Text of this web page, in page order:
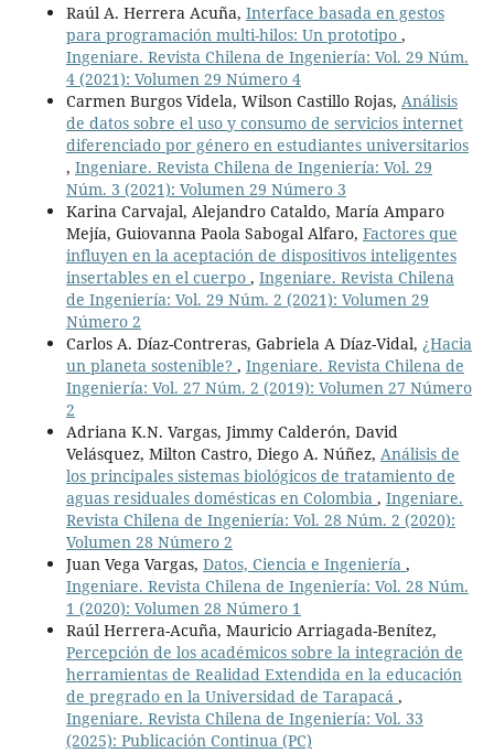
Raúl A. Herrera Acuña, Interface basada en gestos
para programación multi-hilos: Un prototipo ,
Ingeniare. Revista Chilena de Ingeniería: Vol. 29 Núm.
4 (2021): Volumen 29 Número 4
Carmen Burgos Videla, Wilson Castillo Rojas, Análisis
de datos sobre el uso y consumo de servicios internet
diferenciado por género en estudiantes universitarios
, Ingeniare. Revista Chilena de Ingeniería: Vol. 29
Núm. 3 (2021): Volumen 29 Número 3
Karina Carvajal, Alejandro Cataldo, María Amparo
Mejía, Guiovanna Paola Sabogal Alfaro, Factores que
influyen en la aceptación de dispositivos inteligentes
insertables en el cuerpo , Ingeniare. Revista Chilena
de Ingeniería: Vol. 29 Núm. 2 (2021): Volumen 29
Número 2
Carlos A. Díaz-Contreras, Gabriela A Díaz-Vidal, ¿Hacia
un planeta sostenible? , Ingeniare. Revista Chilena de
Ingeniería: Vol. 27 Núm. 2 (2019): Volumen 27 Número
2
Adriana K.N. Vargas, Jimmy Calderón, David
Velásquez, Milton Castro, Diego A. Núñez, Análisis de
los principales sistemas biológicos de tratamiento de
aguas residuales domésticas en Colombia , Ingeniare.
Revista Chilena de Ingeniería: Vol. 28 Núm. 2 (2020):
Volumen 28 Número 2
Juan Vega Vargas, Datos, Ciencia e Ingeniería ,
Ingeniare. Revista Chilena de Ingeniería: Vol. 28 Núm.
1 (2020): Volumen 28 Número 1
Raúl Herrera-Acuña, Mauricio Arriagada-Benítez,
Percepción de los académicos sobre la integración de
herramientas de Realidad Extendida en la educación
de pregrado en la Universidad de Tarapacá ,
Ingeniare. Revista Chilena de Ingeniería: Vol. 33
(2025): Publicación Continua (PC)